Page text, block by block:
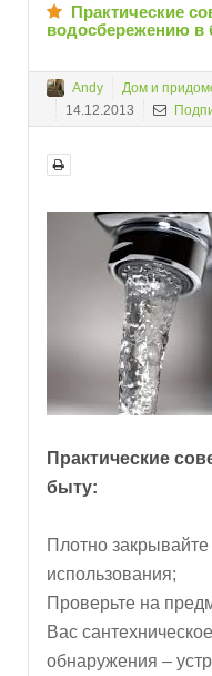
Практические
водосбережению в
Andy
Дом и
14.12.2013
Практические
быту:
Плотно
использования;
Проверьте на
Вас
обнаружения –